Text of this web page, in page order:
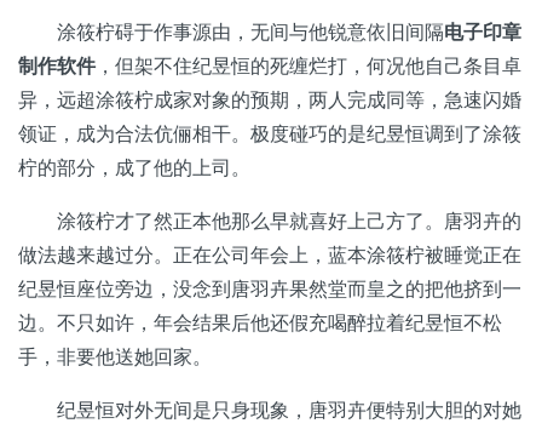
涂筱柠碍于作事源由，无间与他锐意依旧间隔电子印章
制作软件，但架不住纪昱恒的死缠烂打，何况他自己条目卓
异，远超涂筱柠成家对象的预期，两人完成同等，急速闪婚
领证，成为合法伉俪相干。极度碰巧的是纪昱恒调到了涂筱
柠的部分，成了他的上司。
涂筱柠才了然正本他那么早就喜好上己方了。唐羽卉的
做法越来越过分。正在公司年会上，蓝本涂筱柠被睡觉正在
纪昱恒座位旁边，没念到唐羽卉果然堂而皇之的把他挤到一
边。不只如许，年会结果后他还假充喝醉拉着纪昱恒不松
手，非要他送她回家。
纪昱恒对外无间是只身现象，唐羽卉便特别大胆的对她